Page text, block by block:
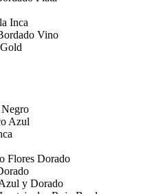
Inca
Vino
Azul
Flores Dorado
y Dorado